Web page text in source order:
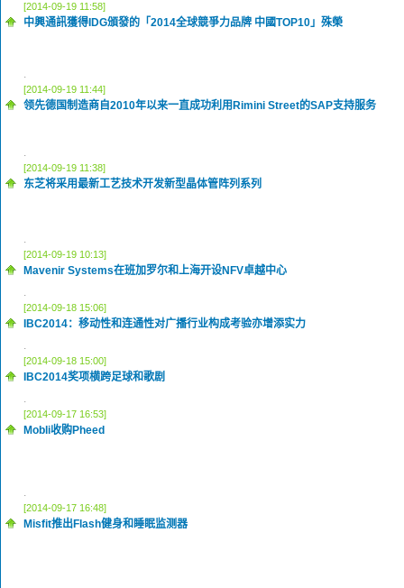
[2014-09-19 11:58]
中興通訊獲得IDG頒發的「2014全球競爭力品牌 中國TOP10」殊榮
.
[2014-09-19 11:44]
领先德国制造商自2010年以来一直成功利用Rimini Street的SAP支持服务
.
[2014-09-19 11:38]
东芝将采用最新工艺技术开发新型晶体管阵列系列
.
[2014-09-19 10:13]
Mavenir Systems在班加罗尔和上海开设NFV卓越中心
.
[2014-09-18 15:06]
IBC2014：移动性和连通性对广播行业构成考验亦增添实力
.
[2014-09-18 15:00]
IBC2014奖项横跨足球和歌剧
.
[2014-09-17 16:53]
Mobli收购Pheed
.
[2014-09-17 16:48]
Misfit推出Flash健身和睡眠监测器